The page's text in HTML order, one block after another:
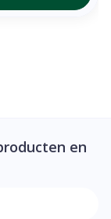
en